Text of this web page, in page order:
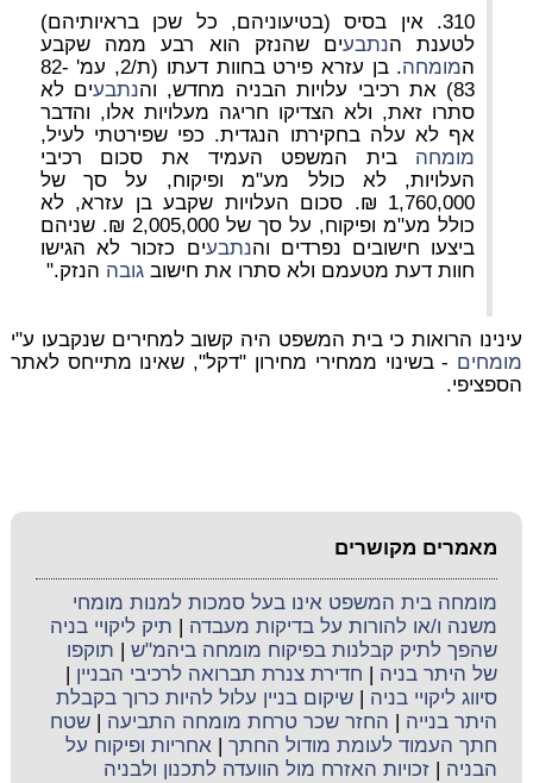
310. אין בסיס (בטיעוניהם, כל שכן בראיותיהם)
לטענת הנתבעים שהנזק הוא רבע ממה שקבע
המומחה
. בן עזרא פירט בחוות דעתו (ת/2, עמ' 82-
83) את רכיבי עלויות הבניה מחדש, וה
נתבעים לא
סתרו זאת, ולא הצדיקו חריגה מעלויות אלו, והדבר
אף לא עלה בחקירתו הנגדית. כפי שפירטתי לעיל,
מומחה בית המשפט העמיד את סכום רכיבי
העלויות, לא כולל מע"מ ופיקוח, על סך של
1,760,000 ₪. סכום העלויות שקבע בן עזרא, לא
כולל מע"מ ופיקוח, על סך של 2,005,000 ₪. שניהם
ביצעו חישובים נפרדים והנתבעים כזכור לא הגישו
חוות דעת מטעמם ולא סתרו את חישוב גובה הנזק."
עינינו הרואות כי בית המשפט היה קשוב למחירים שנקבעו ע"י
מומחים - בשינוי ממחירי מחירון "דקל", שאינו מתייחס לאתר
הספציפי.
מאמרים מקושרים
מומחה בית המשפט אינו בעל סמכות למנות מומחי
משנה ו/או להורות על בדיקות מעבדה
תיק ליקויי בניה
שהפך לתיק קבלנות בפיקוח מומחה ביהמ"ש
תוקפו
של היתר בניה
חדירת צנרת תברואה לרכיבי הבניין
סיווג ליקויי בניה |שיקום בניין עלול להיות כרוך בקבלת
היתר בנייה
החזר שכר טרחת מומחה התביעה |שטח
חתך העמוד לעומת מודול החתך |אחריות ופיקוח על
הבניה |זכויות האזרח מול הוועדה לתכנון ולבניה